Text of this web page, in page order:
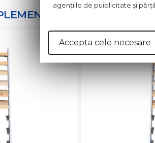
in stoc
agenţiile de puiblicitate şi
Accepta cele necesare